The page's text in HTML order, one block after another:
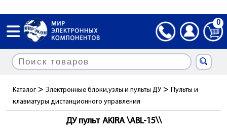
0
Каталог > Электронные блоки,узлы и пульты ДУ> Пульты и
клавиатуры дистанционного управления
ДУ пульт AKIRA \ABL-15\\